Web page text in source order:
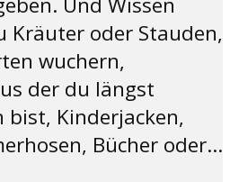
Kräuter oder Stauden,
wuchern,
der du längst
bist, Kinderjacken,
Bücher oder...